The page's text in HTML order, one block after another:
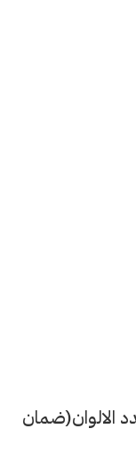
1550 وات، متعدد الالوان(ضمان